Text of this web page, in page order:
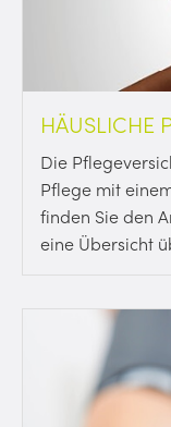
HÄUSLICHE
Die
Pflege mit
finden Sie den
eine Übersicht